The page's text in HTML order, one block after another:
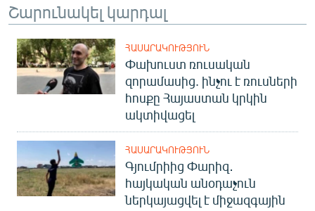
Շարունակել կարդալ
ՀԱՍԱՐԱԿՈՒԹՅՈՒՆ
Փախուստ ռուսական
զորամասից. ինչու է ռուսների
հոսքը Հայաստան կրկին
ակտիվացել
ՀԱՍԱՐԱԿՈՒԹՅՈՒՆ
Գյումրիից Փարիզ․
հայկական անօդաչուն
ներկայացվել է միջազգային